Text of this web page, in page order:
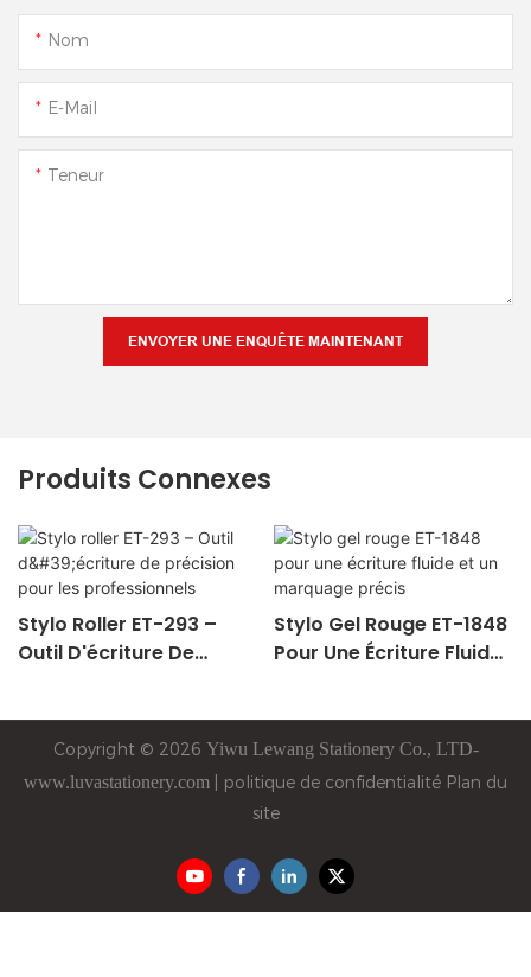
Nom
E-Mail
Teneur
ENVOYER UNE ENQUÊTE MAINTENANT
Produits Connexes
Stylo Roller ET-293 –
Outil D'écriture De
Stylo Gel Rouge ET-1848
Pour Une Écriture Fluide
Copyright © 2026 Yiwu Lewang Stationery Co., LTD-
www.luvastationery.com
politique de confidentialité Plan du
site